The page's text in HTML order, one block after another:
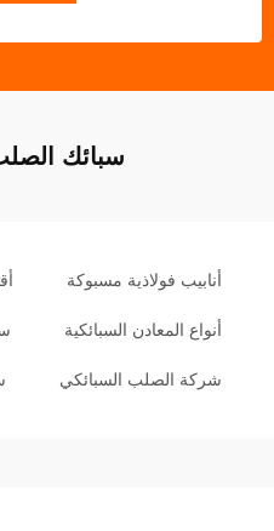
سبائك
أنابيب فولاذية مسبوكة
أنواع المعادن السبائكية
شركة الصلب السبائكي